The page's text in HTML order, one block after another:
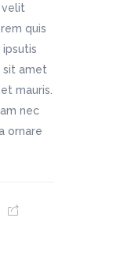
velit
quis
sit amet
mauris.
nec
ornare